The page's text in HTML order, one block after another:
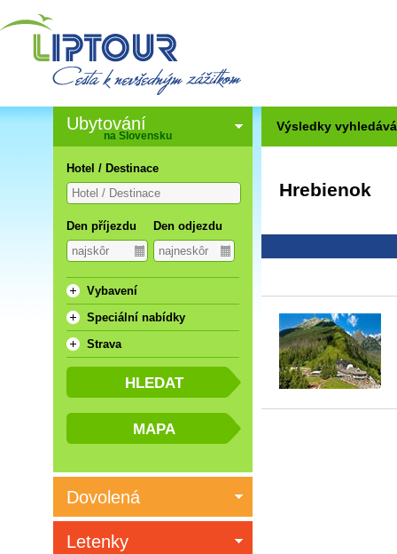
Výsledky
Hrebienok
Ubytování
na Slovensku
Hotel / Destinace
Den příjezdu Den odjezdu
Vybavení
Speciální nabídky
Strava
Dovolená
Letenky